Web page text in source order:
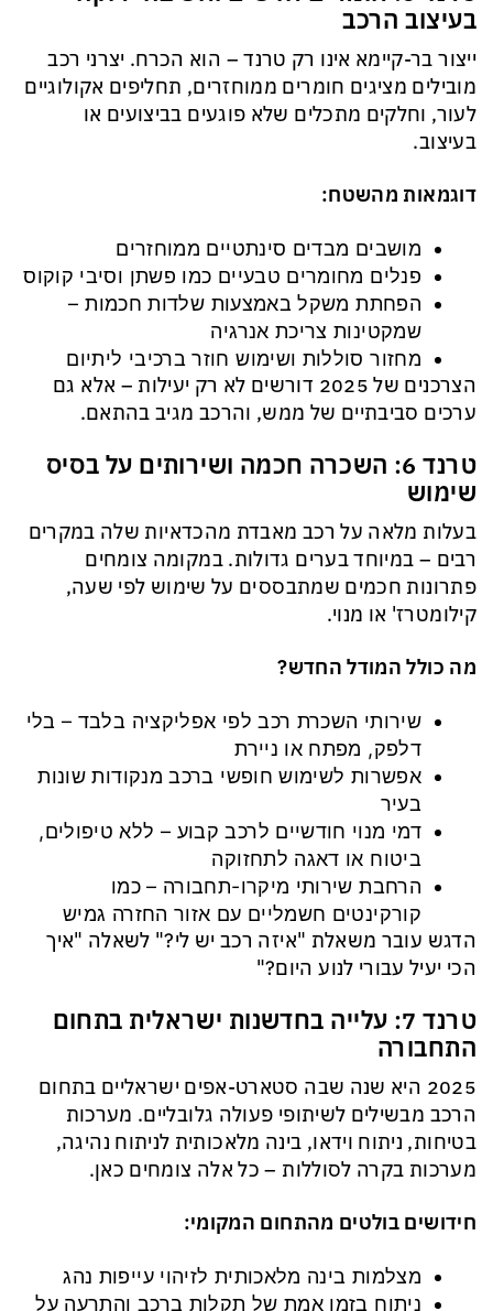
בעיצוב הרכב
ייצור בר-קיימא אינו רק טרנד – הוא הכרח. יצרני רכב
מובילים מציגים חומרים ממוחזרים, תחליפים אקולוגיים
לעור, וחלקים מתכלים שלא פוגעים בביצועים או
בעיצוב.
דוגמאות מהשטח:
מושבים מבדים סינתטיים ממוחזרים
פנלים מחומרים טבעיים כמו פשתן וסיבי קוקוס
הפחתת משקל באמצעות שלדות חכמות –
שמקטינות צריכת אנרגיה
מחזור סוללות ושימוש חוזר ברכיבי ליתיום
הצרכנים של 2025 דורשים לא רק יעילות – אלא גם
ערכים סביבתיים של ממש, והרכב מגיב בהתאם.
טרנד 6: השכרה חכמה ושירותים על בסיס
שימוש
בעלות מלאה על רכב מאבדת מהכדאיות שלה במקרים
רבים – במיוחד בערים גדולות. במקומה צומחים
פתרונות חכמים שמתבססים על שימוש לפי שעה,
קילומטרז' או מנוי.
מה כולל המודל החדש?
שירותי השכרת רכב לפי אפליקציה בלבד – בלי
דלפק, מפתח או ניירת
אפשרות לשימוש חופשי ברכב מנקודות שונות
בעיר
דמי מנוי חודשיים לרכב קבוע – ללא טיפולים,
ביטוח או דאגה לתחזוקה
הרחבת שירותי מיקרו-תחבורה – כמו
קורקינטים חשמליים עם אזור החזרה גמיש
הדגש עובר משאלת "איזה רכב יש לי?" לשאלה "איך
הכי יעיל עבורי לנוע היום?"
טרנד 7: עלייה בחדשנות ישראלית בתחום
התחבורה
2025 היא שנה שבה סטארט-אפים ישראליים בתחום
הרכב מבשילים לשיתופי פעולה גלובליים. מערכות
בטיחות, ניתוח וידאו, בינה מלאכותית לניתוח נהיגה,
מערכות בקרה לסוללות – כל אלה צומחים כאן.
חידושים בולטים מהתחום המקומי:
מצלמות בינה מלאכותית לזיהוי עייפות נהג
ניתוח בזמן אמת של תקלות ברכב והתרעה על